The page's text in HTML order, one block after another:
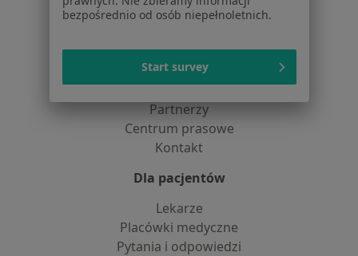
Polityka cookies
Dostępność
O nas
Praca
Partnerzy
Centrum prasowe
Kontakt
Dla pacjentów
Lekarze
Placówki medyczne
Pytania i odpowiedzi
bezpośrednio od osób niepełnoletnich.
Start survey